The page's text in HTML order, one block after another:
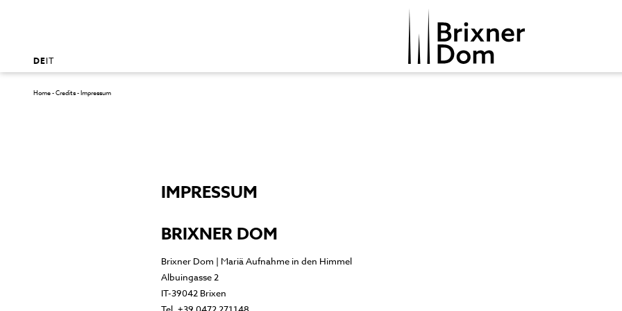
DEIT
Home-Credits-Impressum
IMPRESSUM
BRIXNER DOM
Brixner Dom | Mariä Aufnahme in den Himmel
Albuingasse 2
IT-39042 Brixen